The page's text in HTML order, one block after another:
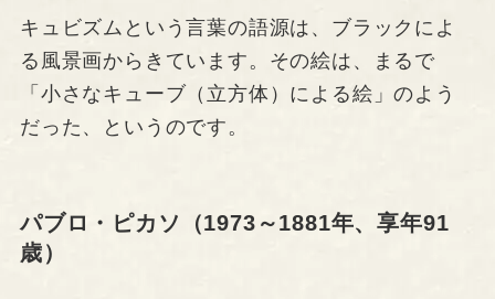
キュビズムという言葉の語源は、ブラックによ
る風景画からきています。その絵は、まるで
「小さなキューブ（立方体）による絵」のよう
だった、というのです。
パブロ・ピカソ（1973～1881年、享年91
歳）